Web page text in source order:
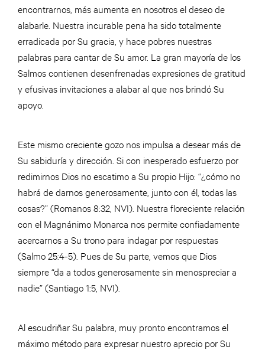
encontrarnos, más aumenta en nosotros el deseo de
alabarle. Nuestra incurable pena ha sido totalmente
erradicada por Su gracia, y hace pobres nuestras
palabras para cantar de Su amor. La gran mayoría de los
Salmos contienen desenfrenadas expresiones de gratitud
y efusivas invitaciones a alabar al que nos brindó Su
apoyo.
Este mismo creciente gozo nos impulsa a desear más de
Su sabiduría y dirección. Si con inesperado esfuerzo por
redimirnos Dios no escatimo a Su propio Hijo: “¿cómo no
habrá de darnos generosamente, junto con él, todas las
cosas?” (Romanos 8:32, NVI). Nuestra floreciente relación
con el Magnánimo Monarca nos permite confiadamente
acercarnos a Su trono para indagar por respuestas
(Salmo 25:4-5). Pues de Su parte, vemos que Dios
siempre “da a todos generosamente sin menospreciar a
nadie” (Santiago 1:5, NVI).
Al escudriñar Su palabra, muy pronto encontramos el
máximo método para expresar nuestro aprecio por Su